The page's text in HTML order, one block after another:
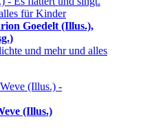
Goedelt (Illus.),
und mehr und alles
(Illus.)